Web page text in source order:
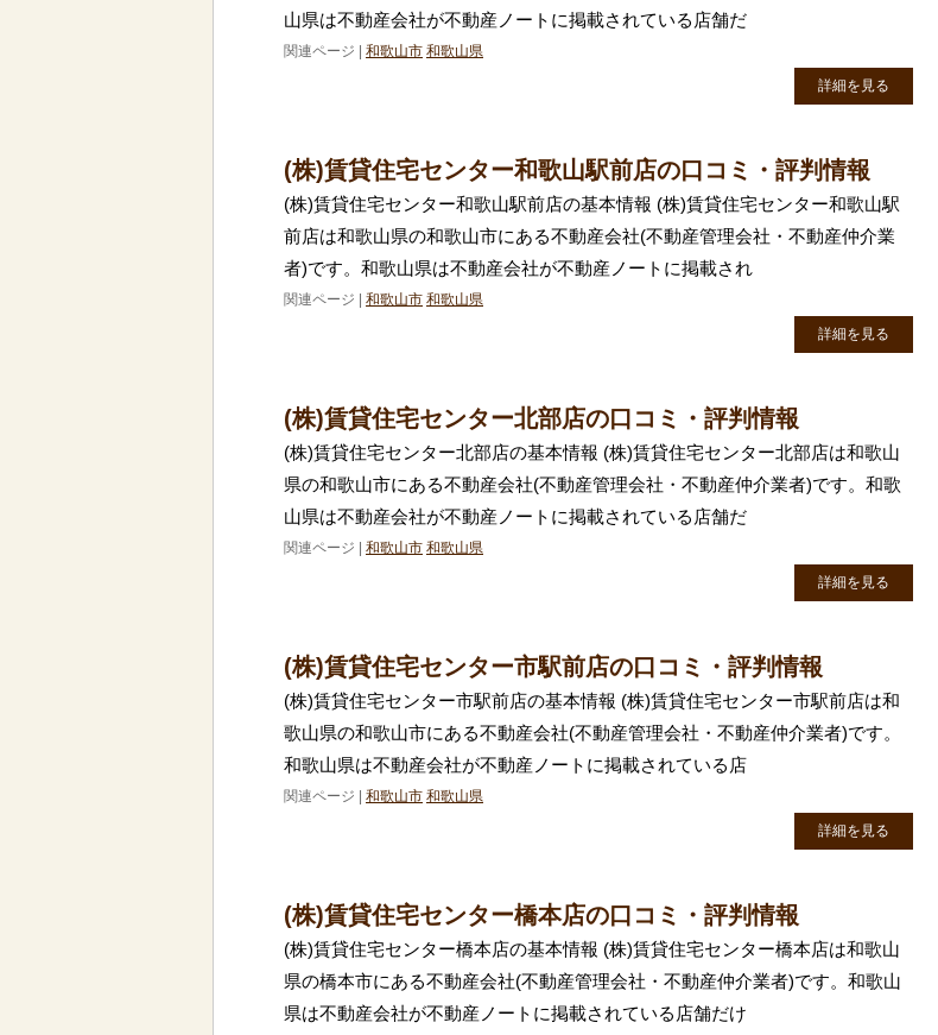
山県は不動産会社が不動産ノートに掲載されている店舗だ
関連ページ | 和歌山市 和歌山県
詳細を見る
(株)賃貸住宅センター和歌山駅前店の口コミ・評判情報
(株)賃貸住宅センター和歌山駅前店の基本情報 (株)賃貸住宅センター和歌山駅
前店は和歌山県の和歌山市にある不動産会社(不動産管理会社・不動産仲介業
者)です。和歌山県は不動産会社が不動産ノートに掲載され
関連ページ | 和歌山市 和歌山県
詳細を見る
(株)賃貸住宅センター北部店の口コミ・評判情報
(株)賃貸住宅センター北部店の基本情報 (株)賃貸住宅センター北部店は和歌山
県の和歌山市にある不動産会社(不動産管理会社・不動産仲介業者)です。和歌
山県は不動産会社が不動産ノートに掲載されている店舗だ
関連ページ | 和歌山市 和歌山県
詳細を見る
(株)賃貸住宅センター市駅前店の口コミ・評判情報
(株)賃貸住宅センター市駅前店の基本情報 (株)賃貸住宅センター市駅前店は和
歌山県の和歌山市にある不動産会社(不動産管理会社・不動産仲介業者)です。
和歌山県は不動産会社が不動産ノートに掲載されている店
関連ページ | 和歌山市 和歌山県
詳細を見る
(株)賃貸住宅センター橋本店の口コミ・評判情報
(株)賃貸住宅センター橋本店の基本情報 (株)賃貸住宅センター橋本店は和歌山
県の橋本市にある不動産会社(不動産管理会社・不動産仲介業者)です。和歌山
県は不動産会社が不動産ノートに掲載されている店舗だけ